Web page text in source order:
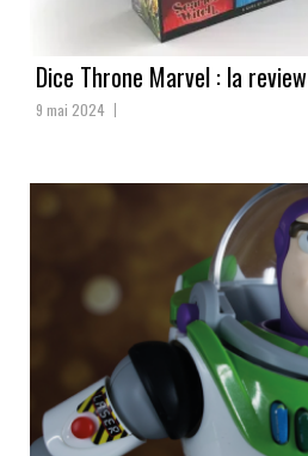
Dice Throne Marvel : la review
9 mai 2024